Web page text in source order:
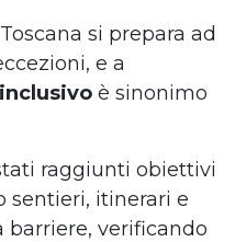
si prepara ad
e a
è sinonimo
raggiunti obiettivi
sentieri, itinerari e
barriere, verificando